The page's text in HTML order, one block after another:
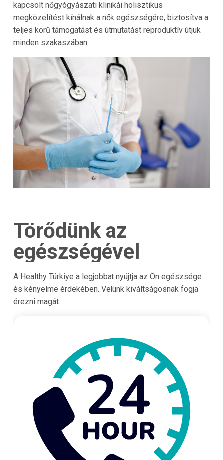
kapcsolt nőgyógyászati klinikái holisztikus
megközelítést kínálnak a nők egészségére, biztosítva a
teljes körű támogatást és útmutatást reproduktív útjuk
minden szakaszában.
Törődünk az
egészségével
A Healthy Türkiye a legjobbat nyújtja az Ön egészsége
és kényelme érdekében. Velünk kiváltságosnak fogja
érezni magát.